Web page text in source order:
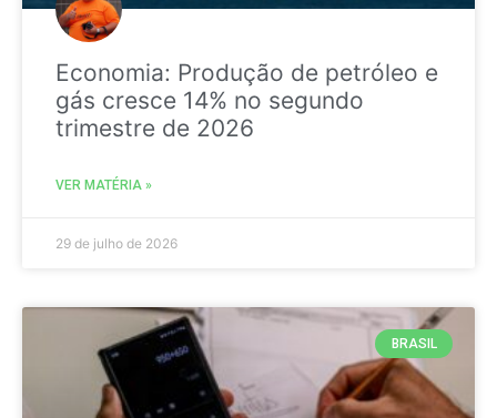
Economia: Produção de petróleo e
gás cresce 14% no segundo
trimestre de 2026
VER MATÉRIA »
29 de julho de 2026
BRASIL